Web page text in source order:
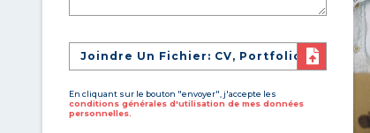
Joindre Un Fichier: CV, Portfolio
En cliquant sur le bouton "envoyer", j'accepte les
conditions générales d'utilisation de mes données
personnelles.